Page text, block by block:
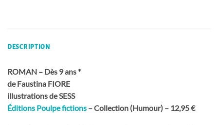
DESCRIPTION
ROMAN – Dès 9 ans *
de Faustina FIORE
illustrations de SESS
Éditions Poulpe fictions – Collection (Humour) – 12,95 €